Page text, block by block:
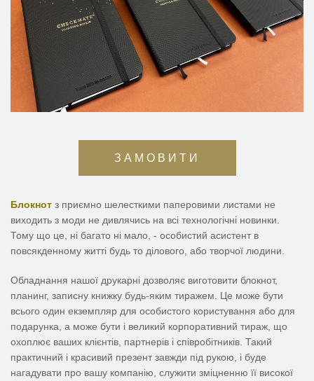
ЗАМОВИТИ
Блокнот з приємно шелесткими паперовими листами не
виходить з моди не дивлячись на всі технологічні новинки.
Тому що це, ні багато ні мало, - особистий асистент в
повсякденному житті будь то ділового, або творчої людини.
Обладнання нашої друкарні дозволяє виготовити блокнот,
планинг, записну книжку будь-яким тиражем. Це може бути
всього один екземпляр для особистого користування або для
подарунка, а може бути і великий корпоративний тираж, що
охоплює ваших клієнтів, партнерів і співробітників. Такий
практичний і красивий презент завжди під рукою, і буде
нагадувати про вашу компанію, служити зміцненню її високої